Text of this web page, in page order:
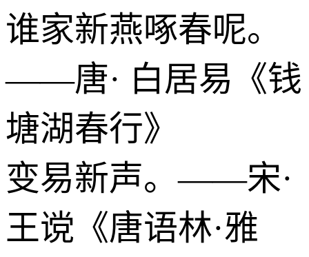
谁家新燕啄春呢。
——唐· 白居易《钱
塘湖春行》
变易新声。——宋·
王谠《唐语林·雅